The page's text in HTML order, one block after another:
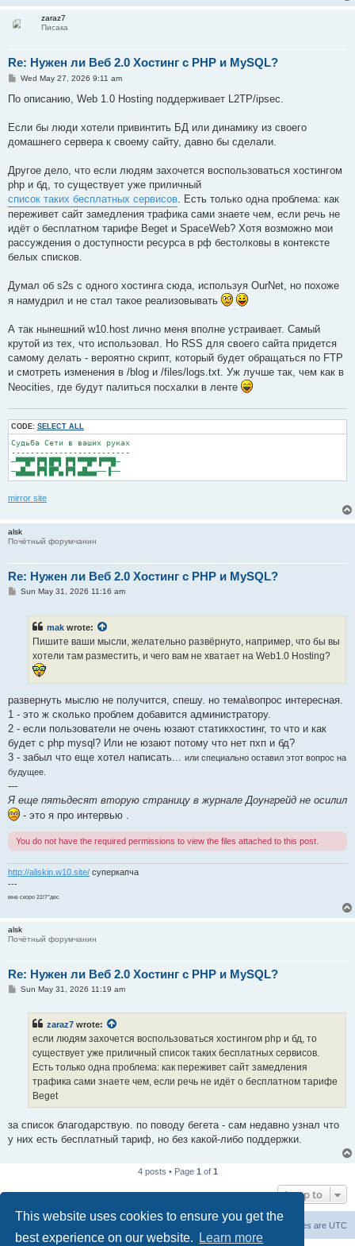
This website uses cookies to ensure you get the
best experience on our website.
Learn more
zaraz7
Писака
Re: Нужен ли Веб 2.0 Хостинг с PHP и MySQL?
P
s
Wed May 27, 2026 9:11 am
По описанию, Web 1.0 Hosting поддерживает L2TP/ipsec.
Если бы люди хотели привинтить БД или динамику из своего
домашнего сервера к своему сайту, давно бы сделали.
Другое дело, что если людям захочется воспользоваться хостингом
php и бд, то существует уже приличный
список таких бесплатных сервисов . Есть только одна проблема: как
переживет сайт замедления трафика сами знаете чем, если речь не
идёт о бесплатном тарифе Beget и SpaceWeb? Хотя возможно мои
рассуждения о доступности ресурса в рф бестолковы в контексте
белых списков.
Думал об s2s с одного хостинга сюда, используя OurNet, но похоже
я намудрил и не стал такое реализовывать
А так нынешний w10.host лично меня вполне устраивает. Самый
крутой из тех, что использовал. Но RSS для своего сайта придется
самому делать - вероятно скрипт, который будет обращаться по FTP
и смотреть изменения в /blog и /files/logs.txt. Уж лучше так, чем как в
Neocities, где будут палиться посхалки в ленте
CODE: SELECT ALL
Судьба Сети в ваших руках
-------------------------
─▀▀█▀▐▀▌█▀▌▐▀▌▀▀█▀▐▀▀█─
mirror site
alsk
Почётный форумчанин
Re: Нужен ли Веб 2.0 Хостинг с PHP и MySQL?
PSun May 31, 2026 11:16 am
mak wrote:
Пишите ваши мысли, желательно развёрнуто, например, что бы вы
хотели там разместить, и чего вам не хватает на Web1.0 Hosting?
развернуть мыслю не получится, спешу. но тема\вопрос интересная.
1 - это ж сколько проблем добавится администратору.
2 - если пользователи не очень юзают статикхостинг, то что и как
будет с php mysql? Или не юзают потому что нет пхп и бд?
3 - забыл что еще хотел написать...
или специально оставил этот вопрос на
будущее.
---
Я еще пятьдесят вторую страницу в журнале Доунгрейд не осилил
- это я про интервью .
You do not have the required permissions to view the files attached to this post.
http://aliskin.w10.site/ суперкапча
---
мне скоро 22/7*дес
alsk
Почётный форумчанин
Re: Нужен ли Веб 2.0 Хостинг с PHP и MySQL?
PSun May 31, 2026 11:19 am
zaraz7 wrote:
если людям захочется воспользоваться хостингом php и бд, то
существует уже приличный список таких бесплатных сервисов.
Есть только одна проблема: как переживет сайт замедления
трафика сами знаете чем, если речь не идёт о бесплатном тарифе
Beget
за список благодарствую. по поводу бегета - сам недавно узнал что
у них есть бесплатный тариф, но без какой-либо поддержки.
4 posts • Page 1 of 1
Jump to
All times are UTC
Contact us